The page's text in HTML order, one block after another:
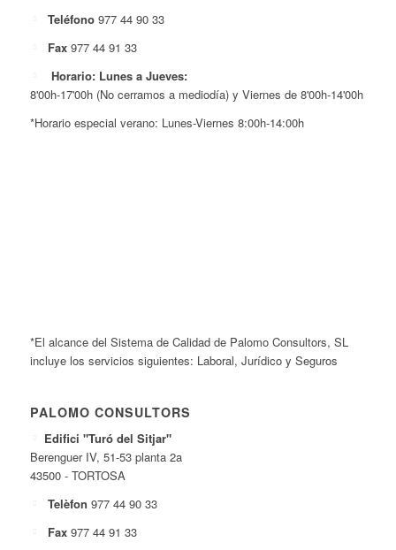
Teléfono 977 44 90 33
Fax 977 44 91 33
Horario: Lunes a Jueves:
8'00h-17'00h (No cerramos a mediodía) y Viernes de 8'00h-14'00h
*Horario especial verano: Lunes-Viernes 8:00h-14:00h
*El alcance del Sistema de Calidad de Palomo Consultors, SL
incluye los servicios siguientes: Laboral, Jurídico y Seguros
PALOMO CONSULTORS
Edifici "Turó del Sitjar"
Berenguer IV, 51-53 planta 2a
43500 - TORTOSA
Telèfon 977 44 90 33
Fax 977 44 91 33